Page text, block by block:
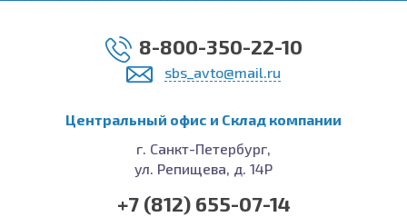
8-800-350-22-10
sbs_avto@mail.ru
Центральный офис и Cклад компании
г. Санкт-Петербург,
ул. Репищева, д. 14Р
+7 (812) 655-07-14